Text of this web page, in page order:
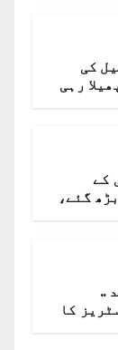
کی
رہی
کے
بڑھ گئے،
9 فیصد ..
کا